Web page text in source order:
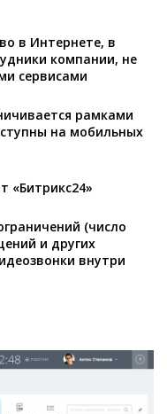
в Интернете, в
компании, не
сервисами
рамками
на мобильных
«Битрикс24»
(число
и других
внутри